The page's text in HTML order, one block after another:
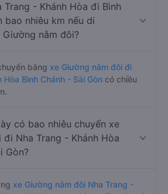
Trang - Khánh Hòa đi Bình
bao nhiêu km nếu di
nằm đôi?
bằng xe Giường nằm đôi đi
Hòa Bình Chánh - Sài Gòn có chiều
có bao nhiêu chuyến xe
Nha Trang - Khánh Hòa
Gòn?
xe Giường nằm đôi Nha Trang -